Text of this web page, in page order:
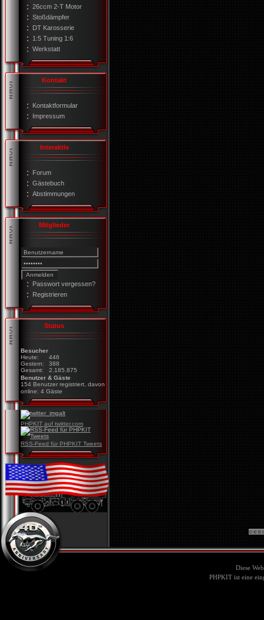
26ccm 2-T Motor
Stoßdämpfer
DT Karosserie
1:5 Tuning 1:6
Werkstatt
Kontakt
Kontaktformular
Impressum
Interaktiv
Forum
Gästebuch
Abstimmungen
Mitglieder
Passwort vergessen?
Registrieren
Status
Besucher
Heute:
446
Gestern:
388
Gesamt:
2.185.875
Benutzer & Gäste
154 Benutzer registriert, davon
online: 4 Gäste
PHPKIT auf twitter.com
RSS-Feed für PHPKIT Tweets
Diese
PHPKIT ist eine